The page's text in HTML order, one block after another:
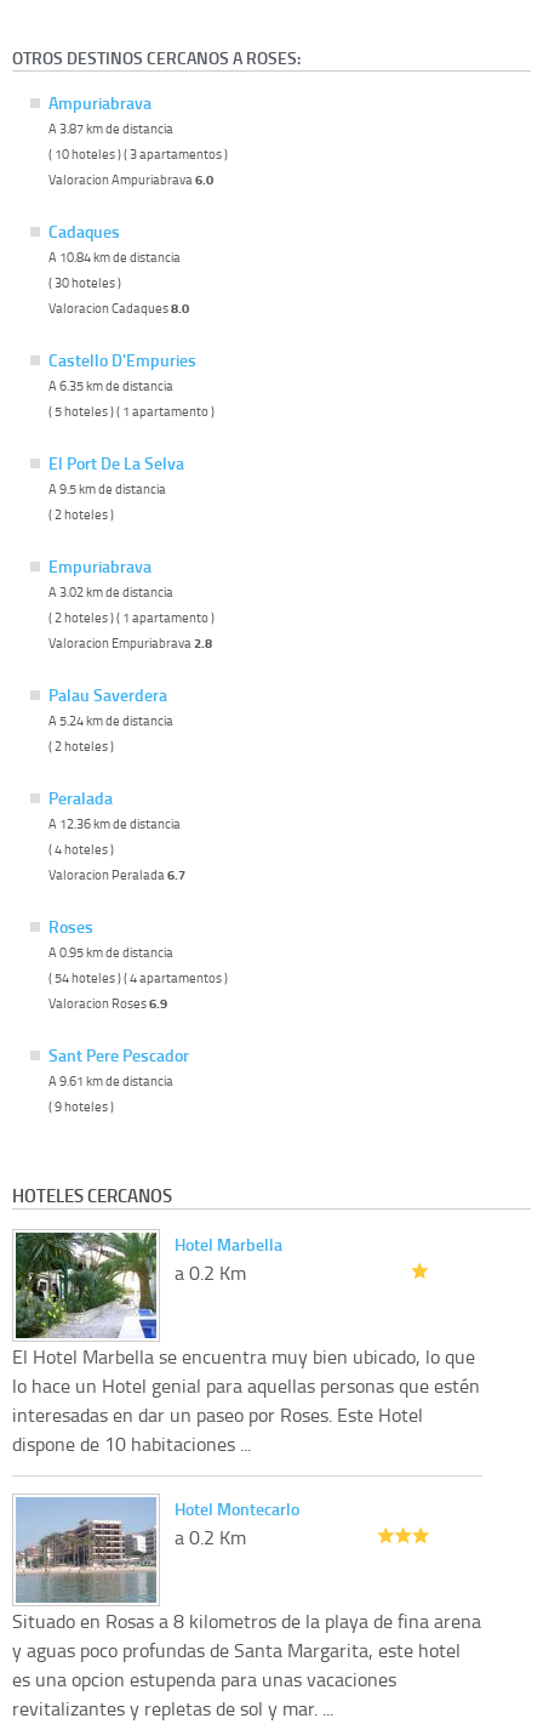
OTROS DESTINOS CERCANOS A ROSES:
Ampuriabrava
A 3.87 km de distancia
( 10 hoteles ) ( 3 apartamentos )
Valoracion Ampuriabrava6.0
Cadaques
A 10.84 km de distancia
( 30 hoteles )
Valoracion Cadaques8.0
Castello D'Empuries
A 6.35 km de distancia
( 5 hoteles ) ( 1 apartamento )
El Port De La Selva
A 9.5 km de distancia
( 2 hoteles )
Empuriabrava
A 3.02 km de distancia
( 2 hoteles ) ( 1 apartamento )
Valoracion Empuriabrava2.8
Palau Saverdera
A 5.24 km de distancia
( 2 hoteles )
Peralada
A 12.36 km de distancia
( 4 hoteles )
Valoracion Peralada6.7
Roses
A 0.95 km de distancia
( 54 hoteles ) ( 4 apartamentos )
Valoracion Roses6.9
Sant Pere Pescador
A 9.61 km de distancia
( 9 hoteles )
HOTELES CERCANOS
Hotel Marbella
a 0.2 Km
El Hotel Marbella se encuentra muy bien ubicado, lo que
lo hace un Hotel genial para aquellas personas que estén
interesadas en dar un paseo por Roses. Este Hotel
dispone de 10 habitaciones ...
Hotel Montecarlo
a 0.2 Km
Situado en Rosas a 8 kilometros de la playa de fina arena
y aguas poco profundas de Santa Margarita, este hotel
es una opcion estupenda para unas vacaciones
revitalizantes y repletas de sol y mar. ...